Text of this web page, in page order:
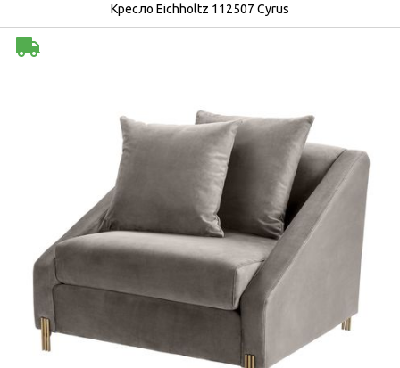
Кресло Eichholtz 112507 Cyrus